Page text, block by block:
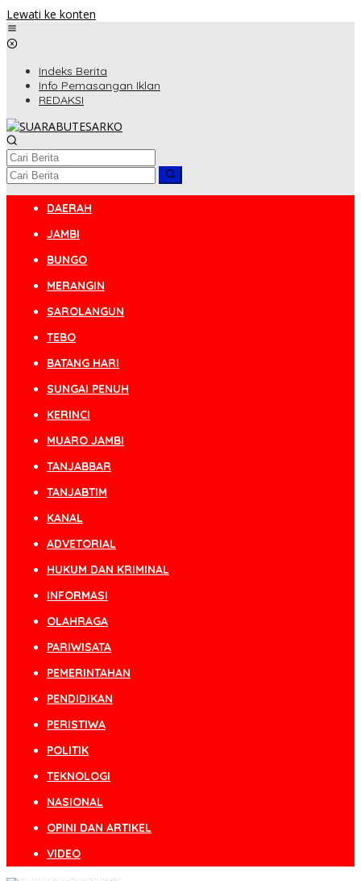
Lewati ke konten
Indeks Berita
Info Pemasangan Iklan
REDAKSI
DAERAH
JAMBI
BUNGO
MERANGIN
SAROLANGUN
TEBO
BATANG HARI
SUNGAI PENUH
KERINCI
MUARO JAMBI
TANJABBAR
TANJABTIM
KANAL
ADVETORIAL
HUKUM DAN KRIMINAL
INFORMASI
OLAHRAGA
PARIWISATA
PEMERINTAHAN
PENDIDIKAN
PERISTIWA
POLITIK
TEKNOLOGI
NASIONAL
OPINI DAN ARTIKEL
VIDEO